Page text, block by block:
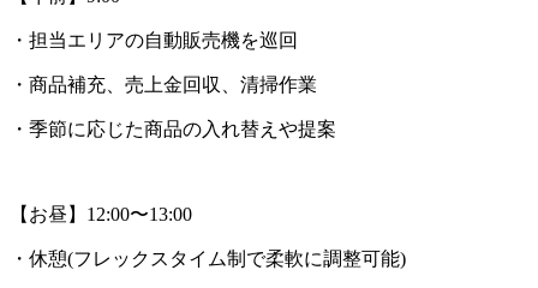
・担当エリアの自動販売機を巡回
・商品補充、売上金回収、清掃作業
・季節に応じた商品の入れ替えや提案
【お昼】12:00〜13:00
・休憩(フレックスタイム制で柔軟に調整可能)